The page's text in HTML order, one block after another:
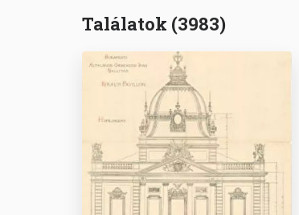
Találatok (3983)